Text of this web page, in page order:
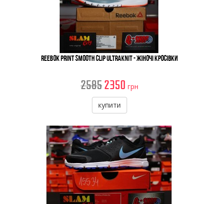
Reebok Print Smooth Clip Ultraknit - Жіночі Кросівки
25852350 грн
купити